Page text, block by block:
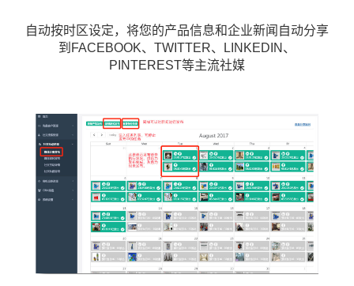
自动按时区设定，将您的产品信息和企业新闻自动分享
到FACEBOOK、TWITTER、LINKEDIN、
PINTEREST等主流社媒